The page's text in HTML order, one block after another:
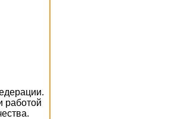
работой